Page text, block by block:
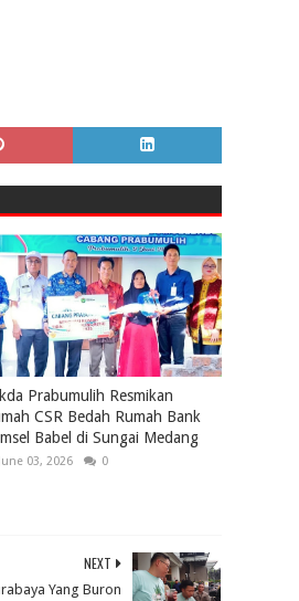
Prabumulih Resmikan
CSR Bedah Rumah Bank
Babel di Sungai Medang
June 03, 2026 0
NEXT
Yang Buron